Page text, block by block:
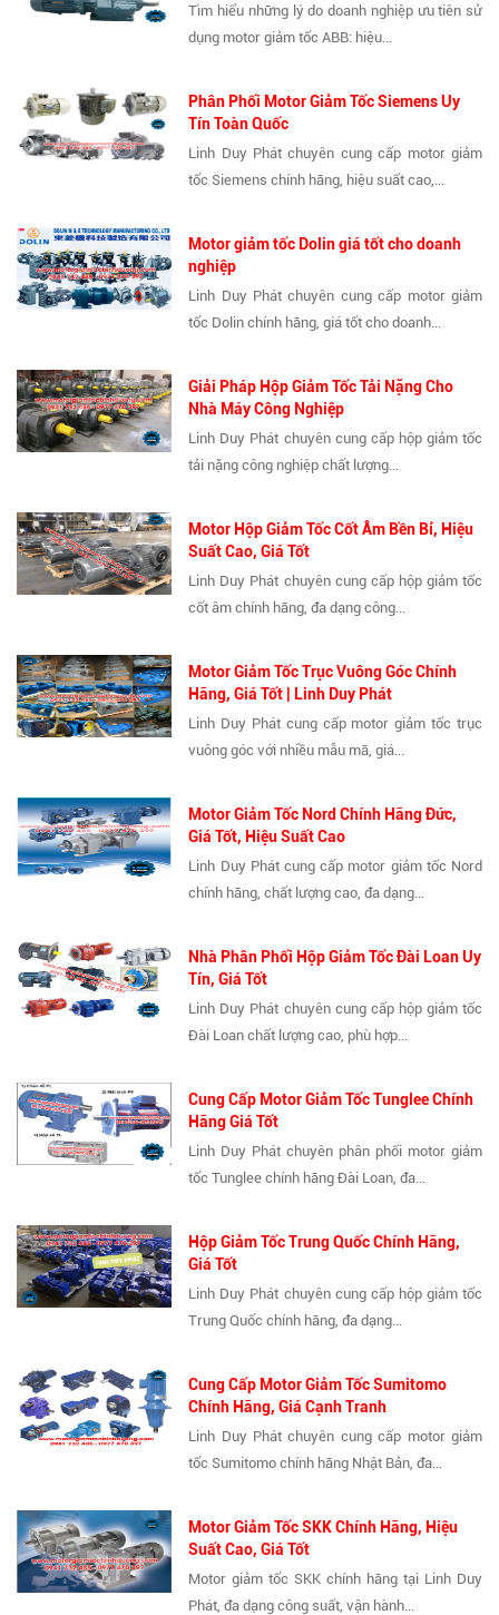
Tìm hiểu những lý do doanh nghiệp ưu tiên sử
dụng motor giảm tốc ABB: hiệu...
Phân Phối Motor Giảm Tốc Siemens Uy
Tín Toàn Quốc
Linh Duy Phát chuyên cung cấp motor giảm
tốc Siemens chính hãng, hiệu suất cao,...
Motor giảm tốc Dolin giá tốt cho doanh
nghiệp
Linh Duy Phát chuyên cung cấp motor giảm
tốc Dolin chính hãng, giá tốt cho doanh...
Giải Pháp Hộp Giảm Tốc Tải Nặng Cho
Nhà Máy Công Nghiệp
Linh Duy Phát chuyên cung cấp hộp giảm tốc
tải nặng công nghiệp chất lượng...
Motor Hộp Giảm Tốc Cốt Âm Bền Bỉ, Hiệu
Suất Cao, Giá Tốt
Linh Duy Phát chuyên cung cấp hộp giảm tốc
cốt âm chính hãng, đa dạng công...
Motor Giảm Tốc Trục Vuông Góc Chính
Hãng, Giá Tốt | Linh Duy Phát
Linh Duy Phát cung cấp motor giảm tốc trục
vuông góc với nhiều mẫu mã, giá...
Motor Giảm Tốc Nord Chính Hãng Đức,
Giá Tốt, Hiệu Suất Cao
Linh Duy Phát cung cấp motor giảm tốc Nord
chính hãng, chất lượng cao, đa dạng...
Nhà Phân Phối Hộp Giảm Tốc Đài Loan Uy
Tín, Giá Tốt
Linh Duy Phát chuyên cung cấp hộp giảm tốc
Đài Loan chất lượng cao, phù hợp...
Cung Cấp Motor Giảm Tốc Tunglee Chính
Hãng Giá Tốt
Linh Duy Phát chuyên phân phối motor giảm
tốc Tunglee chính hãng Đài Loan, đa...
Hộp Giảm Tốc Trung Quốc Chính Hãng,
Giá Tốt
Linh Duy Phát chuyên cung cấp hộp giảm tốc
Trung Quốc chính hãng, đa dạng...
Cung Cấp Motor Giảm Tốc Sumitomo
Chính Hãng, Giá Cạnh Tranh
Linh Duy Phát chuyên cung cấp motor giảm
tốc Sumitomo chính hãng Nhật Bản, đa...
Motor Giảm Tốc SKK Chính Hãng, Hiệu
Suất Cao, Giá Tốt
Motor giảm tốc SKK chính hãng tại Linh Duy
Phát, đa dạng công suất, vận hành...